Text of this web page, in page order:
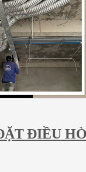
ĐIỀU